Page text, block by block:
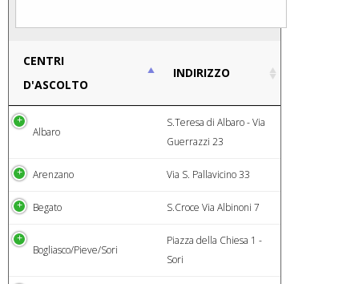
CENTRI
D'ASCOLTO
INDIRIZZO
Albaro
S.Teresa di Albaro - Via
Guerrazzi 23
Arenzano Via S. Pallavicino 33
Begato S.Croce Via Albinoni 7
Bogliasco/Pieve/Sori
Piazza della Chiesa 1 -
Sori